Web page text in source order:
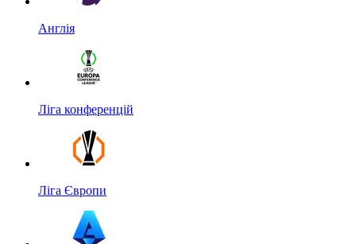
Англія
Ліга конференцій
Ліга Європи